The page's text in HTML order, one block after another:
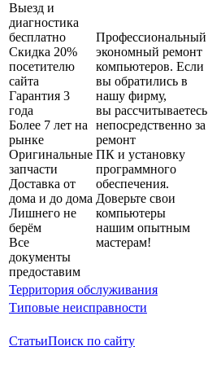
Выезд и
диагностика
бесплатно
Скидка 20%
посетителю
сайта
Гарантия 3
года
Более 7 лет на
рынке
Оригинальные
запчасти
Доставка от
дома и до дома
Лишнего не
берём
Все
документы
предоставим
Профессиональный
экономный ремонт
компьютеров. Если
вы обратились в
нашу фирму,
вы рассчитываетесь
непосредственно за
ремонт
ПК и установку
программного
обеспечения.
Доверьте свои
компьютеры
нашим опытным
мастерам!
Территория обслуживания
Типовые неисправности
СтатьиПоиск по сайту